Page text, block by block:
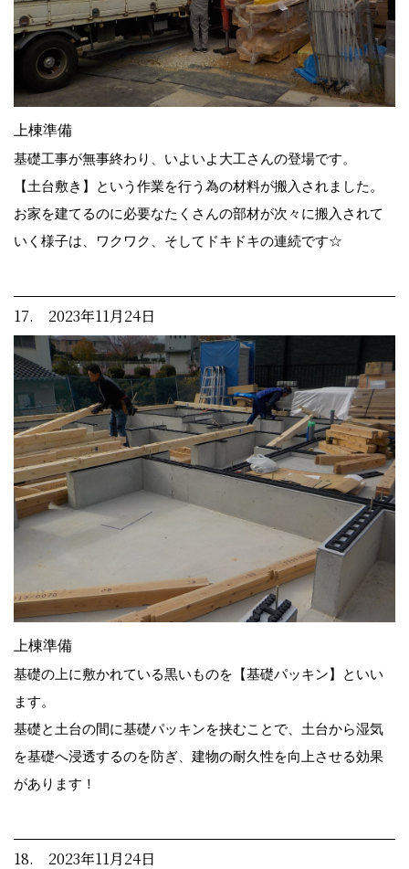
上棟準備
基礎工事が無事終わり、いよいよ大工さんの登場です。
【土台敷き】という作業を行う為の材料が搬入されました。
お家を建てるのに必要なたくさんの部材が次々に搬入されて
いく様子は、ワクワク、そしてドキドキの連続です☆
17. 2023年11月24日
上棟準備
基礎の上に敷かれている黒いものを【基礎パッキン】といい
ます。
基礎と土台の間に基礎パッキンを挟むことで、土台から湿気
を基礎へ浸透するのを防ぎ、建物の耐久性を向上させる効果
があります！
18. 2023年11月24日